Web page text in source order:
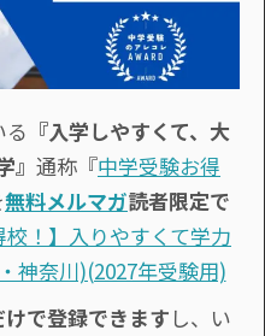
る 『入学しやすくて、大
通称『中学受験お得
無料メルマガ読者限定で
校！】入りやすくて学力
神奈川)(2027年受験用)
で登録できます し、い